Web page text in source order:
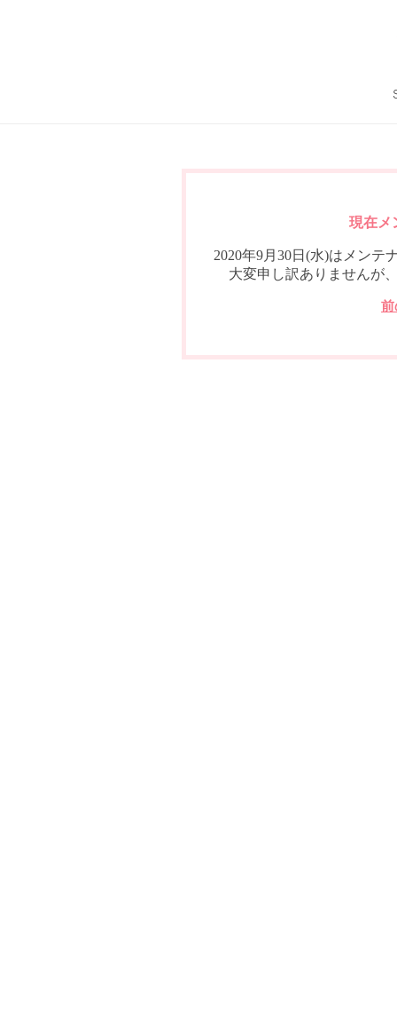
現在メ
2020年9月30日(水)はメンテ
大変申し訳ありませんが
前